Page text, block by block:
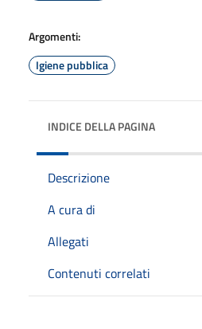
Argomenti:
Igiene pubblica
INDICE DELLA PAGINA
Descrizione
A cura di
Allegati
Contenuti correlati